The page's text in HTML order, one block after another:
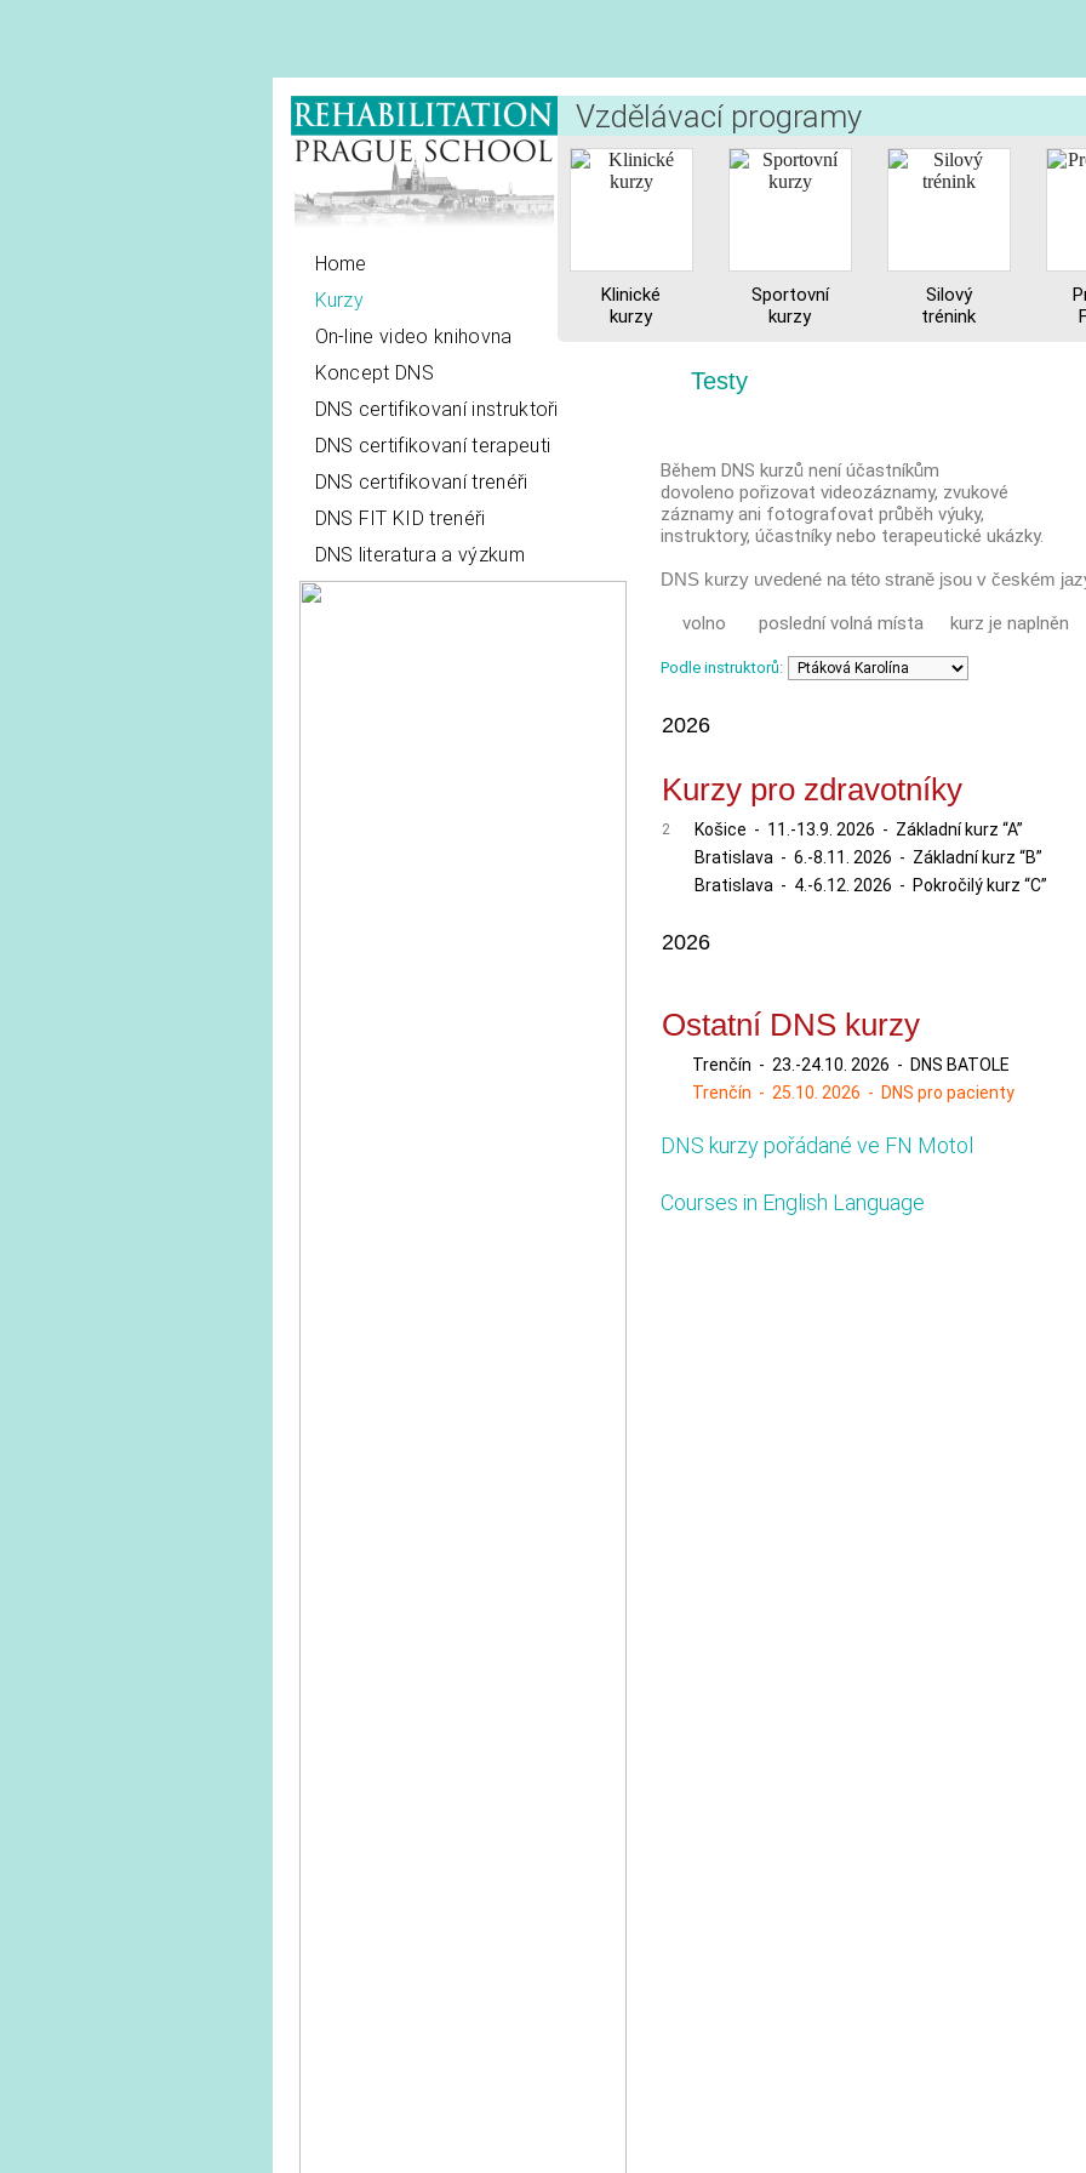
Home
Kurzy
On-line video knihovna
Koncept DNS
DNS certifikovaní instruktoři
DNS certifikovaní terapeuti
DNS certifikovaní trenéři
DNS FIT KID trenéři
DNS literatura a výzkum
Vzdělávací programy
Klinické
kurzy
Sportovní
kurzy
Silový
trénink
Testy
Během DNS kurzů není účastníkům
dovoleno pořizovat videozáznamy, zvukové
záznamy ani fotografovat průběh výuky,
instruktory, účastníky nebo terapeutické ukázky.
DNS kurzy uvedené na této straně jsou v českém
volno poslední volná místa kurz je naplněn
Podle instruktorů:
2026
Kurzy pro zdravotníky
2
Košice - 11.-13.9. 2026 - Základní kurz “A”
Bratislava - 6.-8.11. 2026 - Základní kurz “B”
Bratislava - 4.-6.12. 2026 - Pokročilý kurz “C”
2026
Ostatní DNS kurzy
Trenčín - 23.-24.10. 2026 - DNS BATOLE
Trenčín - 25.10. 2026 - DNS pro pacienty
DNS kurzy pořádané ve FN Motol
Courses in English Language